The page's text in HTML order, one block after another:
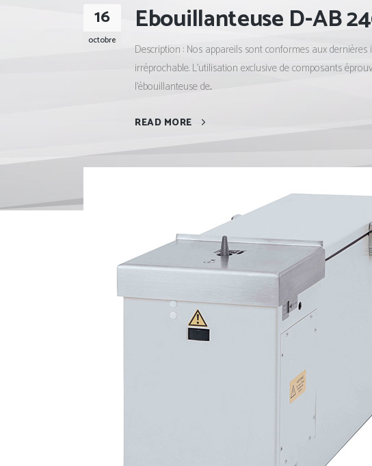
16
octobre
Ebouillanteuse D-AB
Description : Nos appareils sont conformes aux
irréprochable. L’utilisation exclusive de composants
l’ébouillanteuse de...
READ MORE